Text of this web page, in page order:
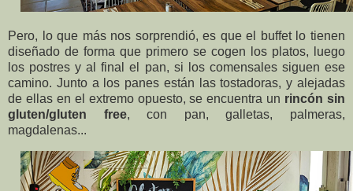
Pero, lo que más nos sorprendió, es que el buffet lo tienen
diseñado de forma que primero se cogen los platos, luego
los postres y al final el pan, si los comensales siguen ese
camino. Junto a los panes están las tostadoras, y alejadas
de ellas en el extremo opuesto, se encuentra un rincón sin
gluten/gluten free, con pan, galletas, palmeras,
magdalenas...